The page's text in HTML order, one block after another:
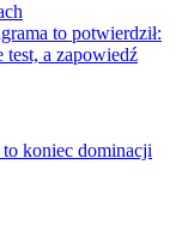
to potwierdził:
test, a zapowiedź